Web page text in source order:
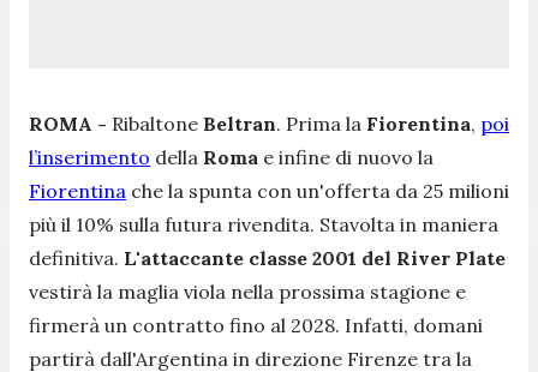
ROMA - Ribaltone Beltran. Prima la Fiorentina, poi
l’inserimento della Roma e infine di nuovo la
Fiorentina che la spunta con un'offerta da 25 milioni
più il 10% sulla futura rivendita. Stavolta in maniera
definitiva. L'attaccante classe 2001 del River Plate
vestirà la maglia viola nella prossima stagione e
firmerà un contratto fino al 2028. Infatti, domani
partirà dall'Argentina in direzione Firenze tra la